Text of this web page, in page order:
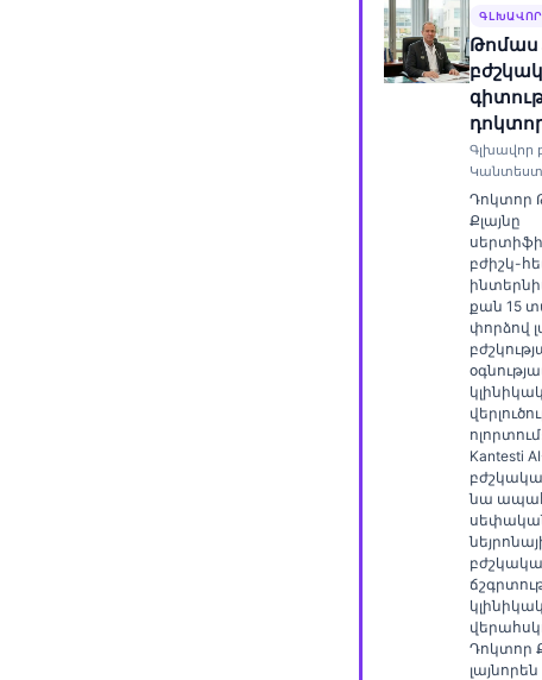
Թոմաս
Գլխավոր
Դոկտոր
Քլայնը
բժիշկ-
քան 15
փորձով
Kantesti
նա
Դոկտոր
լայնորեն